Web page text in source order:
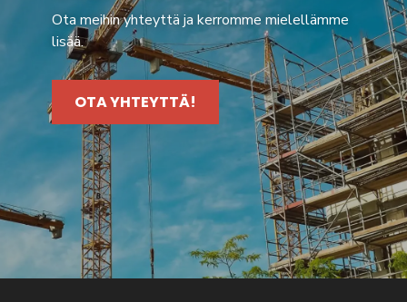
Ota meihin yhteyttä ja kerromme mielellämme
lisää.
OTA YHTEYTTÄ!